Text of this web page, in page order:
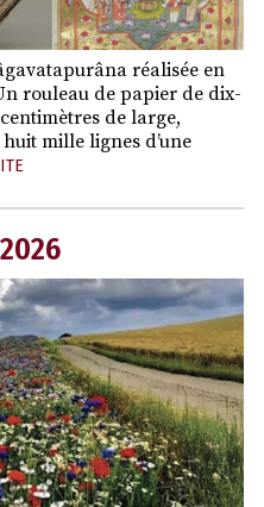
réalisée en
rouleau de papier de dix-
de large,
mille lignes d’une